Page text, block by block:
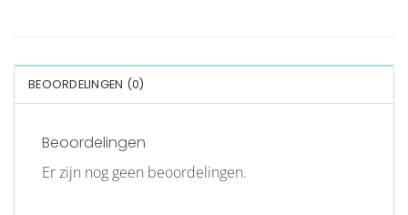
BEOORDELINGEN (0)
Beoordelingen
Er zijn nog geen beoordelingen.